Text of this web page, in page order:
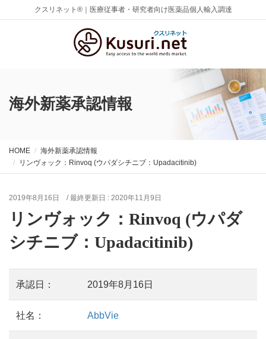
クスリネット®｜医療従事者・研究者向け医薬品個人輸入調達
海外新薬承認情報
HOME
海外新薬承認情報
リンヴォック：Rinvoq (ウパダシチニブ：Upadacitinib)
2019年8月16日 / 最終更新日 : 2020年11月9日
リンヴォック：Rinvoq (ウパダ
シチニブ：Upadacitinib)
承認日： 2019年8月16日
社名： AbbVie